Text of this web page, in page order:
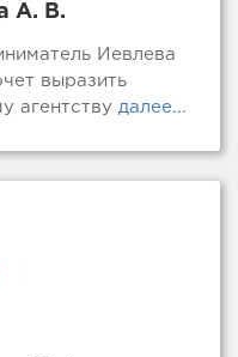
А. В.
Иевлева
выразить
агентству далее...